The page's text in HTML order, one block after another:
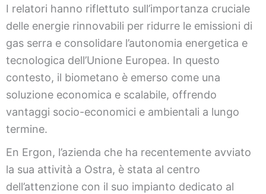
I relatori hanno riflettuto sull’importanza cruciale
delle energie rinnovabili per ridurre le emissioni di
gas serra e consolidare l’autonomia energetica e
tecnologica dell’Unione Europea. In questo
contesto, il biometano è emerso come una
soluzione economica e scalabile, offrendo
vantaggi socio-economici e ambientali a lungo
termine.
En Ergon, l’azienda che ha recentemente avviato
la sua attività a Ostra, è stata al centro
dell’attenzione con il suo impianto dedicato al